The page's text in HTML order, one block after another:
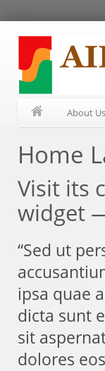
About Us
Home
Visit its
widget
“Sed ut
ipsa quae
dicta sunt
sit
dolores